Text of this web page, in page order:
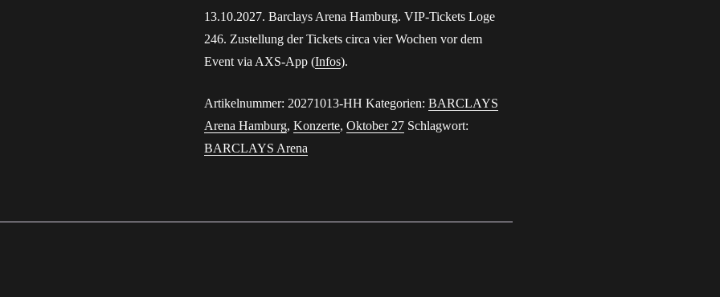
13.10.2027. Barclays Arena Hamburg. VIP-Tickets Loge
246. Zustellung der Tickets circa vier Wochen vor dem
Event via AXS-App (Infos).
Artikelnummer: 20271013-HH Kategorien: BARCLAYS
Arena Hamburg, Konzerte, Oktober 27 Schlagwort:
BARCLAYS Arena